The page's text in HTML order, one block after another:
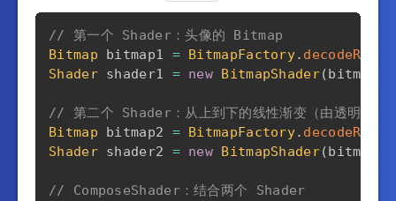
// 第一个 Shader：头像的 Bitmap
Bitmap bitmap1 = BitmapFactory.
Shader shader1 = new BitmapShader(bitmap1
// 第二个 Shader：从上到下的线性渐变（由透明到黑
Bitmap bitmap2 = BitmapFactory.
Shader shader2 = new BitmapShader(bitmap2
// ComposeShader：结合两个 Shader